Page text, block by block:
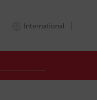
International